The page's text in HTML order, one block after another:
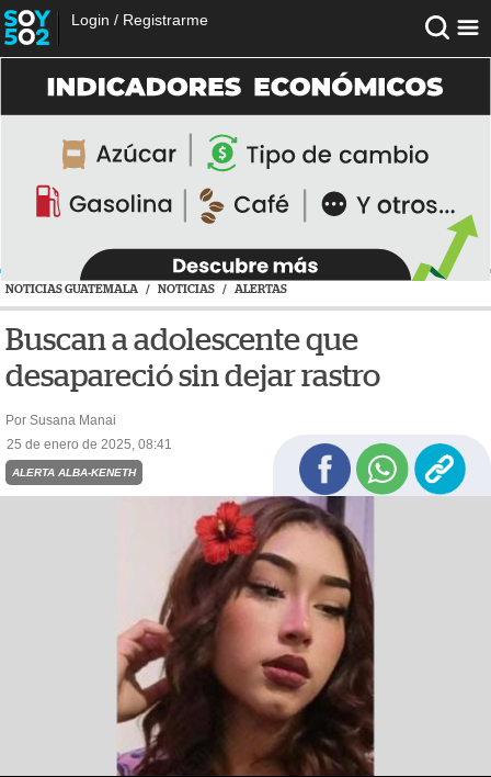
Login / Registrarme
NOTICIAS GUATEMALA / NOTICIAS / ALERTAS
Buscan a adolescente que
desapareció sin dejar rastro
Por Susana Manai
25 de enero de 2025, 08:41
ALERTA ALBA-KENETH